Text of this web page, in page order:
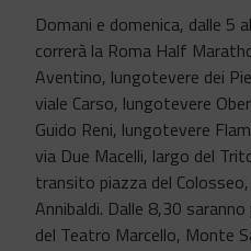
Domani e domenica, dalle 5
correrà la Roma Half
Aventino, lungotevere dei
viale Carso, lungotevere
Guido Reni, lungotevere
via Due Macelli, largo del
transito piazza del Colosseo,
Annibaldi. Dalle 8,30
del Teatro Marcello, Monte